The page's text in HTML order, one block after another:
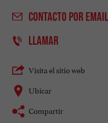
CONTACTO POR EMAIL
LLAMAR
Visita el sitio web
Ubicar
Compartir